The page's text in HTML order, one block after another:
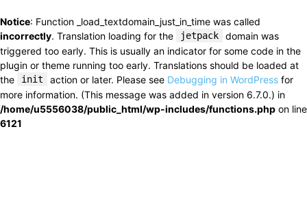
Notice: Function _load_textdomain_just_in_time was called
incorrectly. Translation loading for the jetpack
domain was
triggered too early. This is usually an indicator for some code in the
plugin or theme running too early. Translations should be loaded at
the
init action or later. Please see Debugging in WordPress for
more information. (This message was added in version 6.7.0.) in
/home/u5556038/public_html/wp-includes/functions.php on line
6121